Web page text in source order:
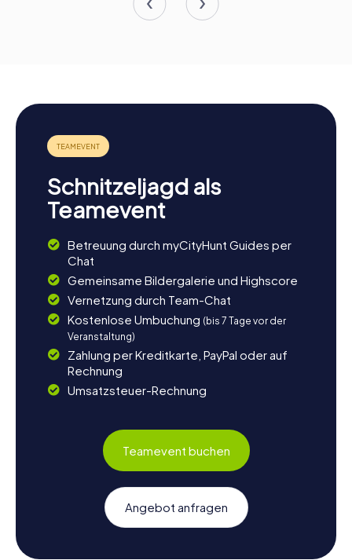
Schnitzeljagd als
Teamevent
Betreuung durch myCityHunt Guides per
Chat
Gemeinsame Bildergalerie und Highscore
Vernetzung durch Team-Chat
Kostenlose Umbuchung (bis 7 Tage vor der
Veranstaltung)
Zahlung per Kreditkarte, PayPal oder auf
Rechnung
Umsatzsteuer-Rechnung
Teamevent buchen
Angebot anfragen